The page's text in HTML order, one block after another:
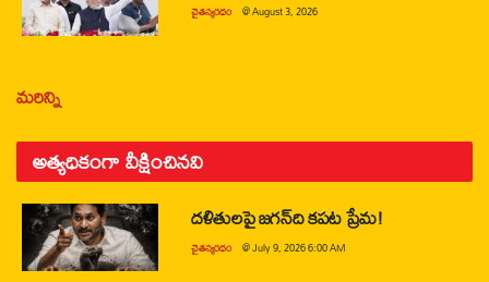
చైతన్యరధం @August 3, 2026
మరిన్ని
అత్యధికంగా వీక్షించినవి
దళితులపై జగన్‌ది కపట ప్రేమ!
చైతన్యరధం @July 9, 2026 6:00 AM